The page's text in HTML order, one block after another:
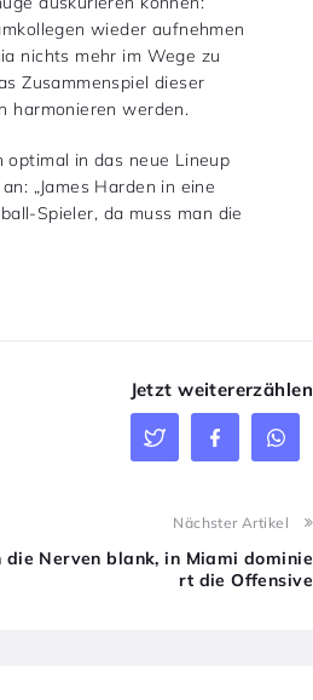
wieder aufnehmen
nichts mehr im Wege zu
Zusammenspiel dieser
harmonieren werden.
optimal in das neue Lineup
„James Harden in eine
Spieler, da muss man die
Jetzt weitererzählen
Nächster Artikel
die Nerven blank, in Miami dominie
rt die Offensive